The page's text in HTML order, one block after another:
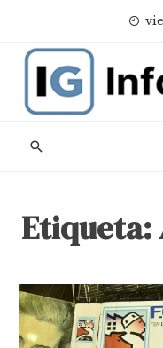
content
Etiqueta: